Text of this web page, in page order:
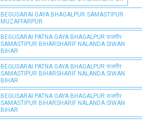
BEGUSARAI GAYA BHAGALPUR SAMASTIPUR
MUZAFFARPUR
BEGUSARAI PATNA GAYA BHAGALPUR राजगीर
SAMASTIPUR BIHARSHARIF NALANDA SIWAN
BIHAR
BEGUSARAI PATNA GAYA BHAGALPUR राजगीर
SAMASTIPUR BIHARSHARIF NALANDA SIWAN
BIHAR
BEGUSARAI PATNA GAYA BHAGALPUR राजगीर
SAMASTIPUR BIHARSHARIF NALANDA SIWAN
BIHAR